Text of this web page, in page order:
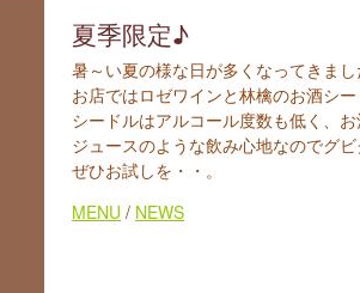
夏季限定♪
暑～い夏の様な日が多くなってきま
お店ではロゼワインと林檎のお酒シ
シードルはアルコール度数も低く、
ジュースのような飲み心地なのでグ
ぜひお試しを・・。
MENU / NEWS